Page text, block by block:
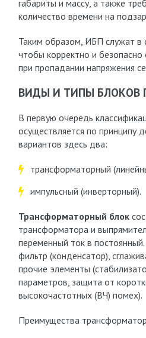
габариты и массу, а также
количество времени на
Таким образом, ИБП служат в
чтобы корректно и безопасно
при пропадании напряжения
ВИДЫ И ТИПЫ БЛОКОВ
В первую очередь
осуществляется по принципу
вариантов здесь два:
трансформаторный
импульсный (инверторный).
Трансформаторный блок
трансформатора и
переменный ток в
фильтр (конденсатор),
прочие элементы
параметров, защита от
высокочастотных (ВЧ) помех).
Преимущества